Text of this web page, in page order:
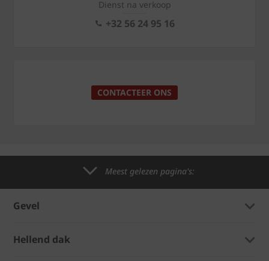
Dienst na verkoop
+32 56 24 95 16
CONTACTEER ONS
Meest gelezen pagina's:
Gevel
Hellend dak